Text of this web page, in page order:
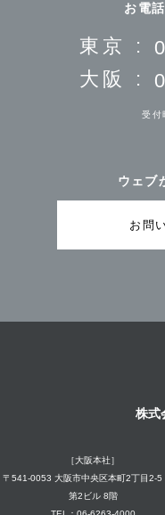
お電
東京 :
大阪 :
受
ウェブ
お問
株式
［大阪本社］
〒541-0053 大阪市中央区本町2丁目2-5
第2ビル 8階